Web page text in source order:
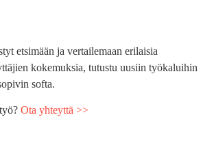
etsimään ja vertailemaan erilaisia
kokemuksia, tutustu uusiin työkaluihin
softa.
Ota yhteyttä >>